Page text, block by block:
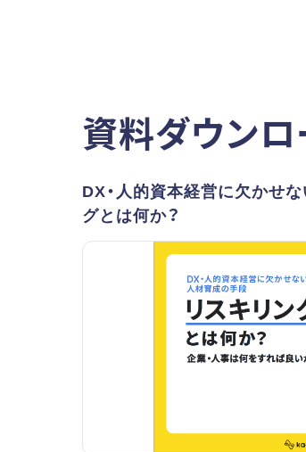
資料ダウンロ
DX・人的資本経営に欠かせ
グとは何か？